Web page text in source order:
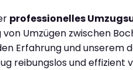
professionelles
Umzügen zwischen
Erfahrung und unserem
reibungslos und effizient